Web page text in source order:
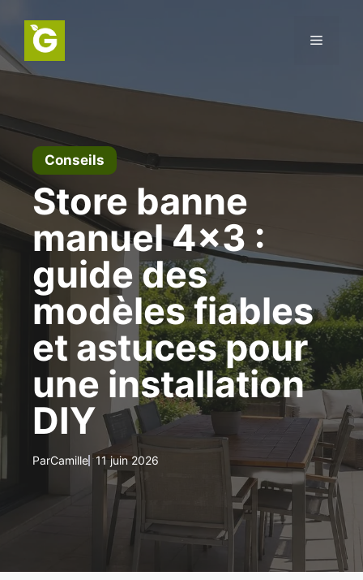
contenu
Menu
Conseils
Store banne
manuel 4×3 :
guide des
modèles fiables
et astuces pour
une installation
DIY
ParCamille 11 juin 2026